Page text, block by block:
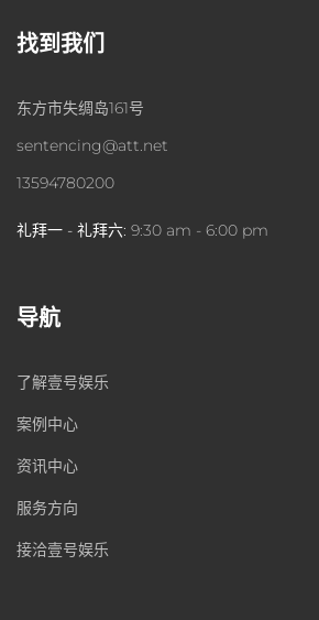
找到我们
东方市失绸岛161号
sentencing@att.net
13594780200
礼拜一 - 礼拜六: 9:30 am - 6:00 pm
导航
了解壹号娱乐
案例中心
资讯中心
服务方向
接洽壹号娱乐